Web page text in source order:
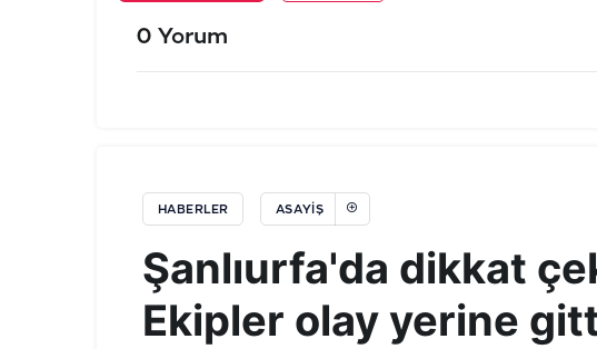
0 Yorum
HABERLER ASAYIŞ
Şanlıurfa'da dikkat
Ekipler olay yerine